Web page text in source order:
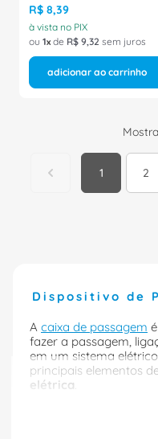
R$ 8,39
à vista no PIX
ou 1 de R$ 9,32 sem juros
adicionar ao carrinho
1 2
Dispositivo de
A caixa de passagem
fazer a passagem,
em um sistema
principais elementos
elétrica